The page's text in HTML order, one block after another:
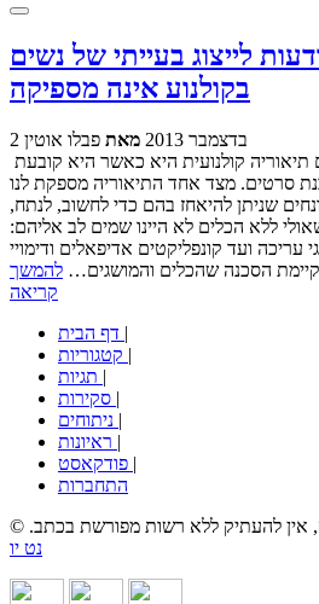
לייצוג בעייתי של נשים
בקולנוע אינה מספיקה
2 בדצמבר 2013 מאת פבלו אוטין
סרטים. מצד אחד התיאוריה מספקת לנו
שניתן להיאחז בהם כדי לחשוב, לנתח,
ללא הכלים לא היינו שמים לב אליהם:
עריכה ועד קונפליקטים אדיפאלים ודימויי
הסכנה שהכלים והמושגים… להמשך
קריאה
|
|
|
|
|
|
|
התחברות
אין להעתיק ללא רשות מפורשת בכתב.
נט יו